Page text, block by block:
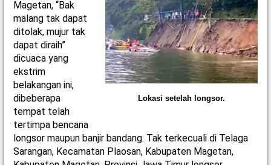
Lokasi setelah longsor.
Magetan, “Bak
malang tak dapat
ditolak, mujur tak
dapat diraih”
dicuaca yang
ekstrim
belakangan ini,
dibeberapa
tempat telah
tertimpa bencana
longsor maupun banjir bandang. Tak terkecuali di Telaga
Sarangan, Kecamatan Plaosan, Kabupaten Magetan,